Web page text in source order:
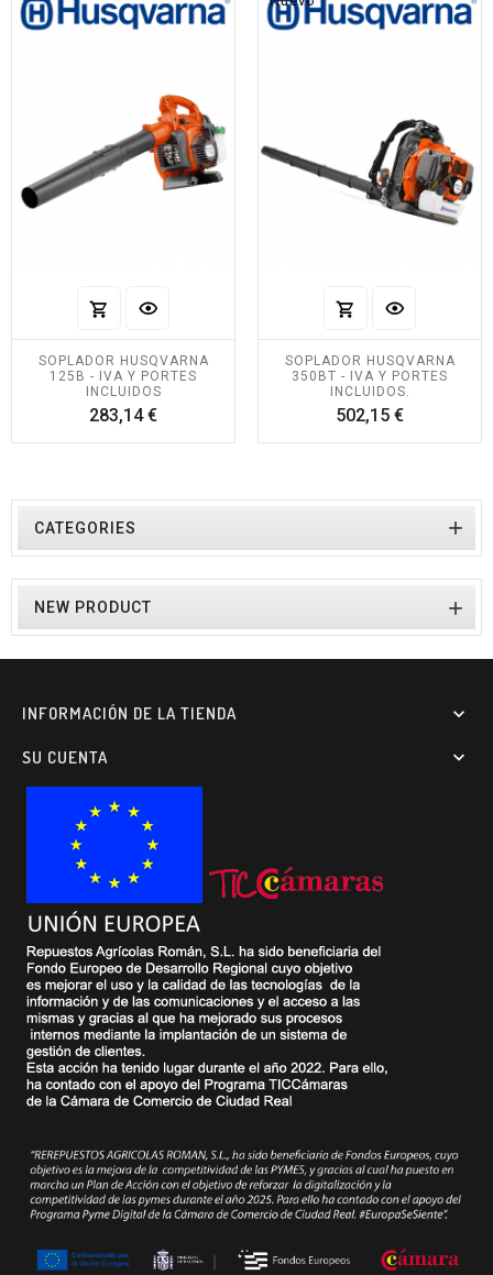
SOPLADOR HUSQVARNA
125B - IVA Y PORTES
INCLUIDOS
283,14 €Precio
SOPLADOR HUSQVARNA
350BT - IVA Y PORTES
INCLUIDOS.
502,15 €Precio
CATEGORIES 
NEW PRODUCT 
INFORMACIÓN DE LA TIENDA 
SU CUENTA 